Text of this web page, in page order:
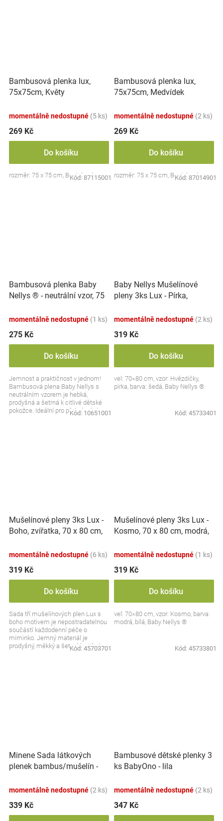
Bambusová plenka lux,
75x75cm, Květy
momentálně nedostupné (5 ks)
269 Kč
Do košíku
rozměr: 75 x 75 cm, Bocioland
Kód: 87115001
Bambusová plenka lux,
75x75cm, Medvídek
momentálně nedostupné (2 ks)
269 Kč
Do košíku
rozměr: 75 x 75 cm, Bocioland
Kód: 87014901
Bambusová plenka Baby
Nellys ® - neutrální vzor, 75
momentálně nedostupné (1 ks)
275 Kč
Do košíku
Jemnost a praktičnost v jednom!
Bambusová plena Baby Nellys s
neutrálním vzorem je hebká,
prodyšná a šetrná k citlivé dětské
pokožce. Ideální pro přebalování,
Kód: 10651001
Baby Nellys Mušelínové
pleny 3ks Lux - Pírka,
šedá/bílá
momentálně nedostupné (2 ks)
319 Kč
Do košíku
vel: 70×80 cm, vzor: Hvězdičky,
pírka, barva: šedá, Baby Nellys ®
Kód: 45733401
Mušelínové pleny 3ks Lux -
Boho, zvířatka, 70 x 80 cm,
momentálně nedostupné (6 ks)
319 Kč
Do košíku
Sada tří mušelínových plen Lux s
boho motivem je nepostradatelnou
součástí každodenní péče o
miminko. Jemný materiál je
prodyšný, měkký a šetrný k citlivé
Kód: 45703701
Mušelínové pleny 3ks Lux -
Kosmo, 70 x 80 cm, modrá,
momentálně nedostupné (1 ks)
319 Kč
Do košíku
vel: 70×80 cm, vzor: Kosmo, barva:
modrá, bílá, Baby Nellys ®
Kód: 45733801
Minene Sada látkových
plenek bambus/mušelín -
momentálně nedostupné (2 ks)
339 Kč
Bambusové dětské plenky 3
ks BabyOno - lila
momentálně nedostupné (2 ks)
347 Kč